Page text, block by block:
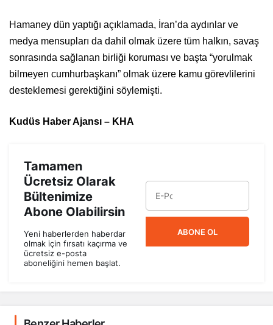
Hamaney dün yaptığı açıklamada, İran’da aydınlar ve
medya mensupları da dahil olmak üzere tüm halkın, savaş
sonrasında sağlanan birliği koruması ve başta “yorulmak
bilmeyen cumhurbaşkanı” olmak üzere kamu görevlilerini
desteklemesi gerektiğini söylemişti.
Kudüs Haber Ajansı – KHA
Tamamen
Ücretsiz Olarak
Bültenimize
Abone Olabilirsin
Yeni haberlerden haberdar
olmak için fırsatı kaçırma ve
ücretsiz e-posta
aboneliğini hemen başlat.
ABONE OL